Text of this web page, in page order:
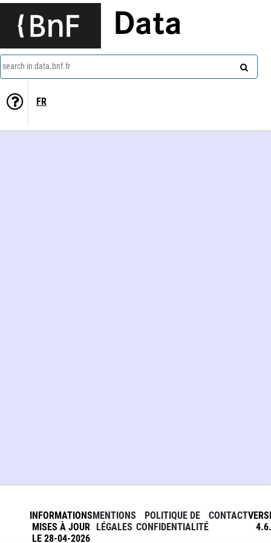
Data
search in data.bnf.fr
FR
INFORMATIONS
MISES À JOUR
LE 28-04-2026
MENTIONS
LÉGALES
POLITIQUE DE
CONFIDENTIALITÉ
CONTACT